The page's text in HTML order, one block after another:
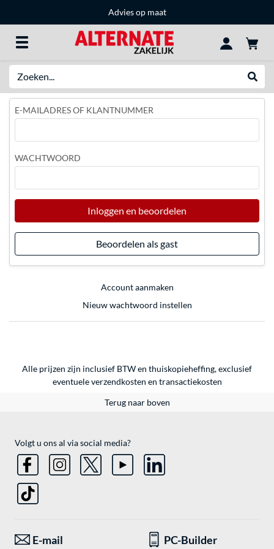
Advies op maat
E-MAILADRES OF KLANTNUMMER
WACHTWOORD
Inloggen en beoordelen
Beoordelen als gast
Account aanmaken
Nieuw wachtwoord instellen
Alle prijzen zijn inclusief BTW en thuiskopieheffing, exclusief
eventueleverzendkosten en transactiekosten
Terug naar boven
Volgt u ons al via social media?
E-mail PC-Builder